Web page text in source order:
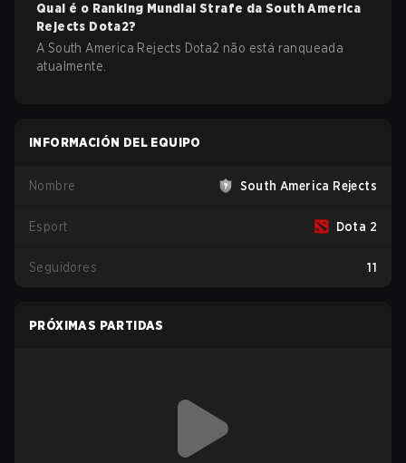
Qual é o Ranking Mundial Strafe da South America
Rejects Dota2?
A South America Rejects Dota2 não está ranqueada
atualmente.
INFORMACIÓN DEL EQUIPO
Nombre South America Rejects
Esport Dota 2
Seguidores 11
PRÓXIMAS PARTIDAS